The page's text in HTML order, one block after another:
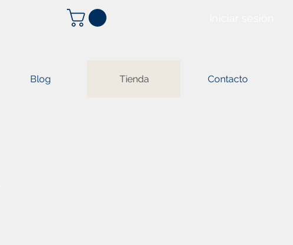
Blog Tienda Contacto